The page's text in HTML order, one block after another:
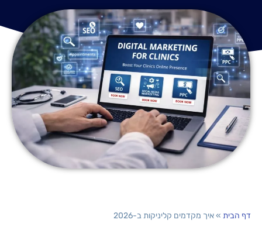
דף הבית »איך מקדמים קליניקות ב-2026